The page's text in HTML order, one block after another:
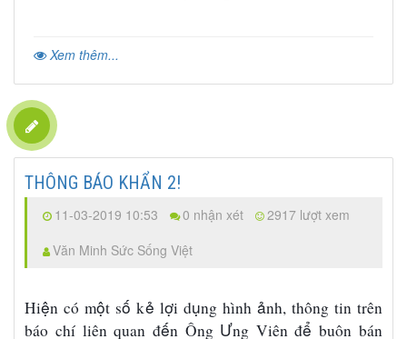
Xem thêm...
THÔNG BÁO KHẨN 2!
11-03-2019 10:53 0 nhận xét
2917 lượt xem
Văn Minh Sức Sống Việt
Hiện có một số kẻ lợi dụng hình ảnh, thông tin trên
báo chí liên quan đến Ông Ưng Viênđể buôn bán